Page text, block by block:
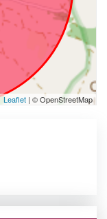
Leaflet | © OpenStreetMap